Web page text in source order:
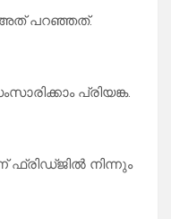
അത് പറഞ്ഞത്.
പ്രിയങ്ക.
ഫ്രിഡ്ജിൽ നിന്നും